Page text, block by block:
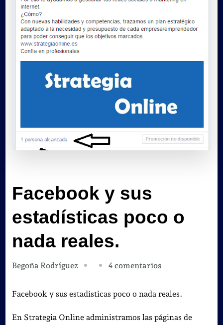
Facebook y sus
estadísticas poco o
nada reales.
Begoña Rodríguez 4 comentariosen
y
estadísticas
Facebook y sus estadísticas poco o nada reales.
En Strategia Online administramos las páginas de